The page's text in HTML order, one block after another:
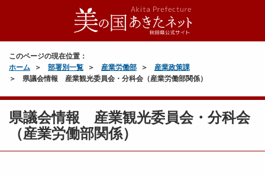
このページの現在位置：
ホーム
部署別一覧 産業労働部
産業政策課
県議会情報 産業観光委員会・分科会（産業労働部関係）
県議会情報 産業観光委員会・分科会
（産業労働部関係）